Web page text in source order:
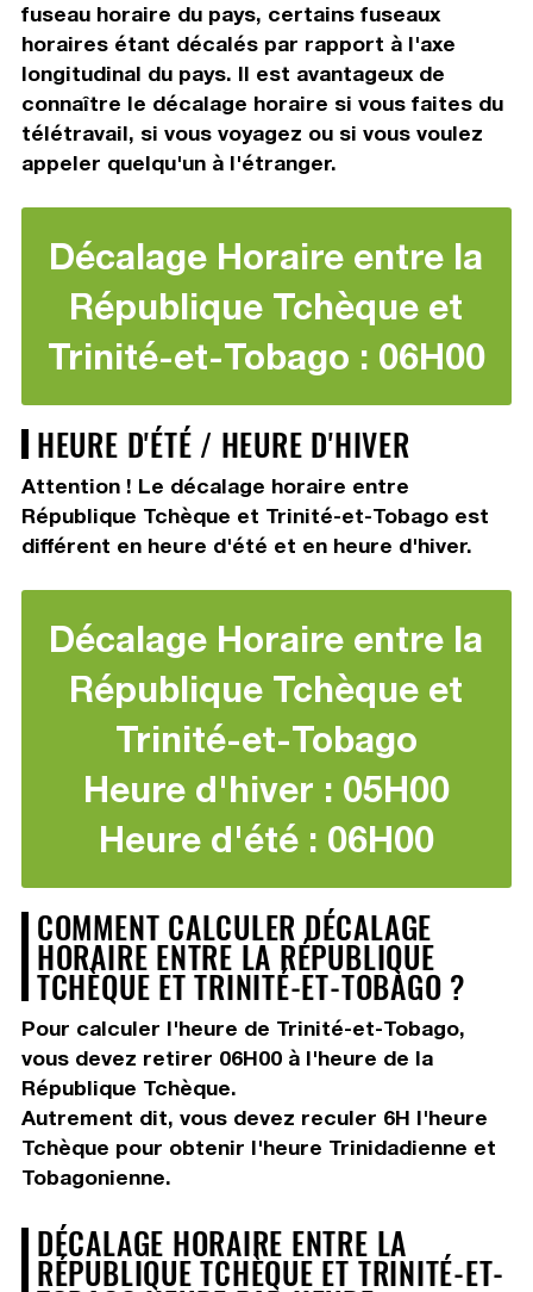
fuseau horaire du pays, certains fuseaux
horaires étant décalés par rapport à l'axe
longitudinal du pays. Il est avantageux de
connaître le décalage horaire si vous faites du
télétravail, si vous voyagez ou si vous voulez
appeler quelqu'un à l'étranger.
Décalage Horaire entre la
République Tchèque et
Trinité-et-Tobago : 06H00
HEURE D'ÉTÉ / HEURE D'HIVER
Attention ! Le décalage horaire entre
République Tchèque et Trinité-et-Tobago est
différent en heure d'été et en heure d'hiver.
Décalage Horaire entre la
République Tchèque et
Trinité-et-Tobago
Heure d'hiver : 05H00
Heure d'été : 06H00
COMMENT CALCULER DÉCALAGE
HORAIRE ENTRE LA RÉPUBLIQUE
TCHÈQUE ET TRINITÉ-ET-TOBAGO ?
Pour calculer l'heure de Trinité-et-Tobago,
vous devez retirer 06H00à l'heure de la
République Tchèque.
Autrement dit, vous devez reculer 6H l'heure
Tchèque pour obtenir l'heure Trinidadienne et
Tobagonienne.
DÉCALAGE HORAIRE ENTRE LA
RÉPUBLIQUE TCHÈQUE ET TRINITÉ-ET-